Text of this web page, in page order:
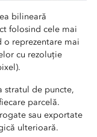
bilineară
folosind cele mai
reprezentare mai
cu rezoluție
stratul de puncte,
parcelă.
sau exportate
ulterioară.